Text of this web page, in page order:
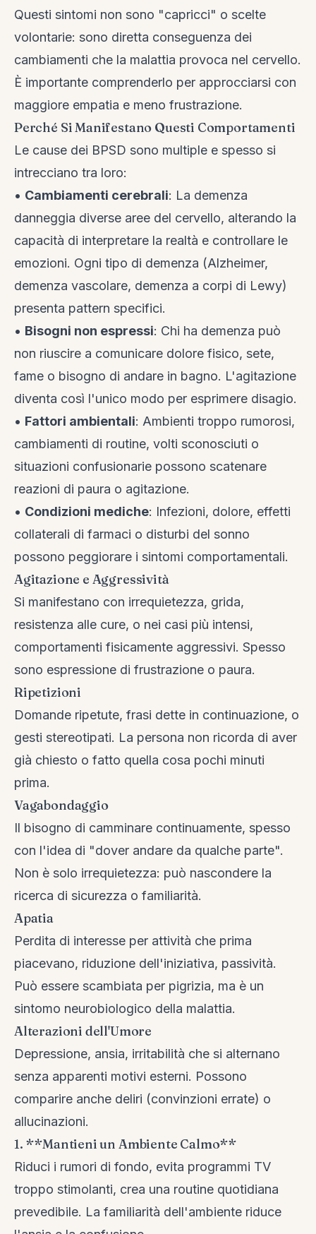
Questi sintomi non sono "capricci" o scelte
volontarie: sono diretta conseguenza dei
cambiamenti che la malattia provoca nel cervello.
È importante comprenderlo per approcciarsi con
maggiore empatia e meno frustrazione.
Perché Si Manifestano Questi Comportamenti
Le cause dei BPSD sono multiple e spesso si
intrecciano tra loro:
• Cambiamenti cerebrali: La demenza
danneggia diverse aree del cervello, alterando la
capacità di interpretare la realtà e controllare le
emozioni. Ogni tipo di demenza (Alzheimer,
demenza vascolare, demenza a corpi di Lewy)
presenta pattern specifici.
• Bisogni non espressi: Chi ha demenza può
non riuscire a comunicare dolore fisico, sete,
fame o bisogno di andare in bagno. L'agitazione
diventa così l'unico modo per esprimere disagio.
• Fattori ambientali: Ambienti troppo rumorosi,
cambiamenti di routine, volti sconosciuti o
situazioni confusionarie possono scatenare
reazioni di paura o agitazione.
• Condizioni mediche: Infezioni, dolore, effetti
collaterali di farmaci o disturbi del sonno
possono peggiorare i sintomi comportamentali.
Agitazione e Aggressività
Si manifestano con irrequietezza, grida,
resistenza alle cure, o nei casi più intensi,
comportamenti fisicamente aggressivi. Spesso
sono espressione di frustrazione o paura.
Ripetizioni
Domande ripetute, frasi dette in continuazione, o
gesti stereotipati. La persona non ricorda di aver
già chiesto o fatto quella cosa pochi minuti
prima.
Vagabondaggio
Il bisogno di camminare continuamente, spesso
con l'idea di "dover andare da qualche parte".
Non è solo irrequietezza: può nascondere la
ricerca di sicurezza o familiarità.
Apatia
Perdita di interesse per attività che prima
piacevano, riduzione dell'iniziativa, passività.
Può essere scambiata per pigrizia, ma è un
sintomo neurobiologico della malattia.
Alterazioni dell'Umore
Depressione, ansia, irritabilità che si alternano
senza apparenti motivi esterni. Possono
comparire anche deliri (convinzioni errate) o
allucinazioni.
1. **Mantieni un Ambiente Calmo**
Riduci i rumori di fondo, evita programmi TV
troppo stimolanti, crea una routine quotidiana
prevedibile. La familiarità dell'ambiente riduce